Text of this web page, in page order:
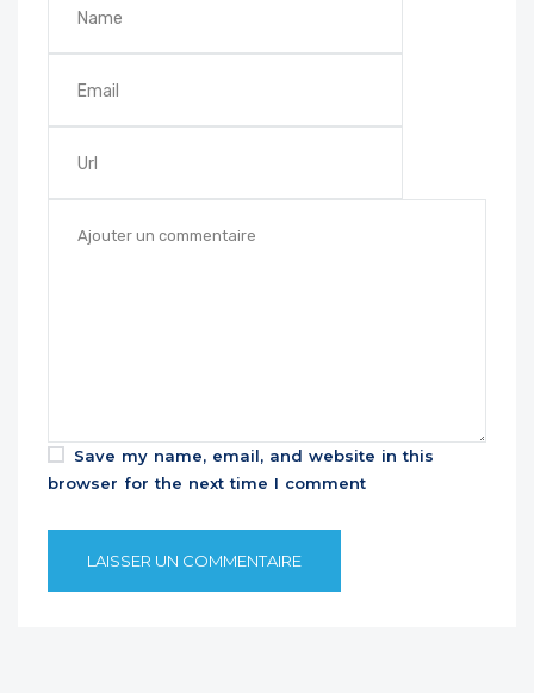
Save my name, email, and website in this
browser for the next time I comment